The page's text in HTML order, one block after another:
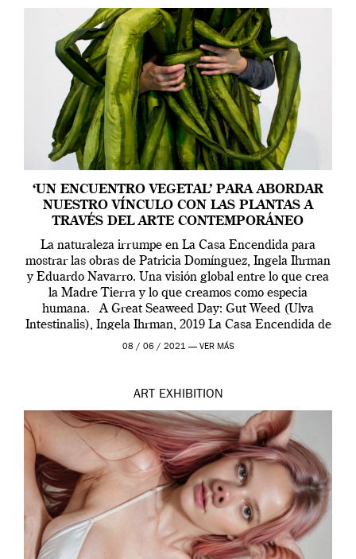
‘UN ENCUENTRO VEGETAL’ PARA ABORDAR
NUESTRO VÍNCULO CON LAS PLANTAS A
TRAVÉS DEL ARTE CONTEMPORÁNEO
La naturaleza irrumpe en La Casa Encendida para
mostrar las obras de Patricia Domínguez, Ingela Ihrman
y Eduardo Navarro. Una visión global entre lo que crea
la Madre Tierra y lo que creamos como especia
humana. A Great Seaweed Day: Gut Weed (Ulva
Intestinalis), Ingela Ihrman, 2019 La Casa Encendida de
Madrid y la Wellcome […]
08 / 06 / 2021 — VER MÁS
ART EXHIBITION